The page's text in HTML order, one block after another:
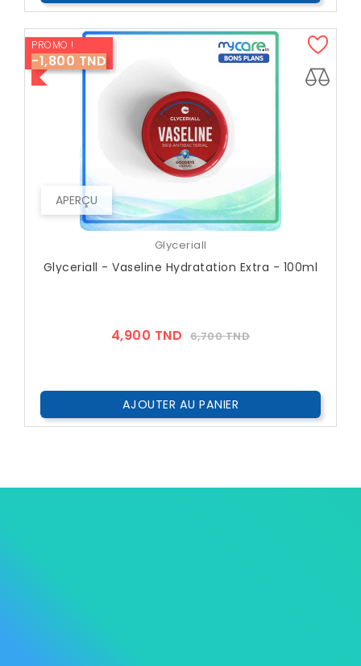
APERÇU
PROMO !
-1,800 TND
Glyceriall
Glyceriall - Vaseline Hydratation Extra - 100ml
4,900 TND Prix
6,700 TNDPrix
AJOUTER AU PANIER